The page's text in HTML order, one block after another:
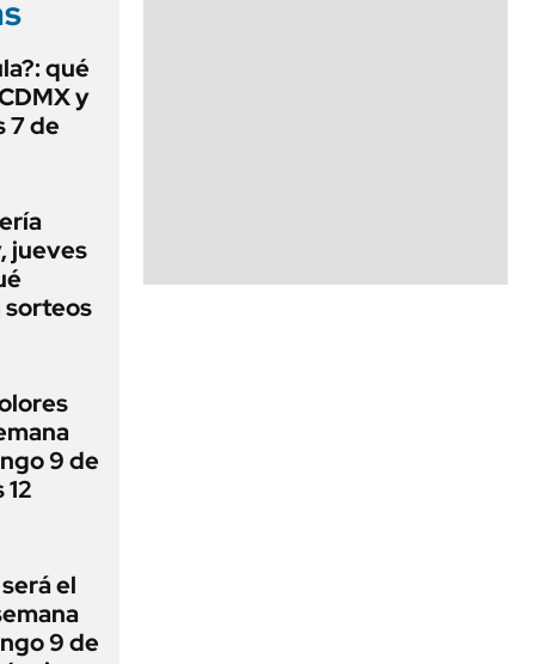
qué
y
7 de
jueves
sorteos
9 de
el
9 de